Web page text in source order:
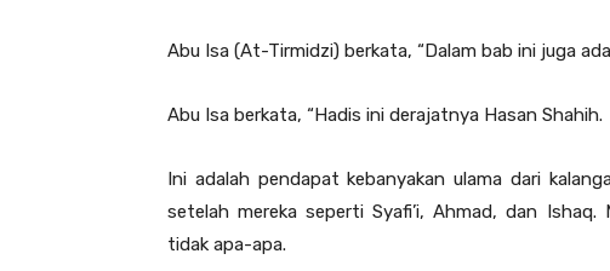
Abu Isa (At-Tirmidzi) berkata, “Dalam bab ini juga
Abu Isa berkata, “Hadis ini derajatnya Hasan Shahih.
Ini adalah pendapat kebanyakan ulama dari
setelah mereka seperti Syafi’i, Ahmad, dan
tidak apa-apa.